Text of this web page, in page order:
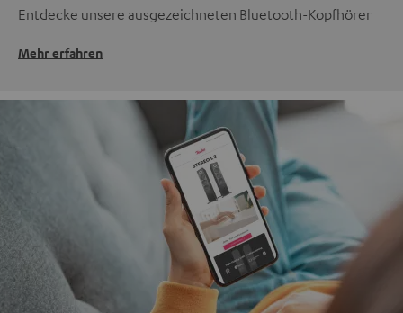
Entdecke unsere ausgezeichneten Bluetooth-Kopfhörer
Mehr erfahren